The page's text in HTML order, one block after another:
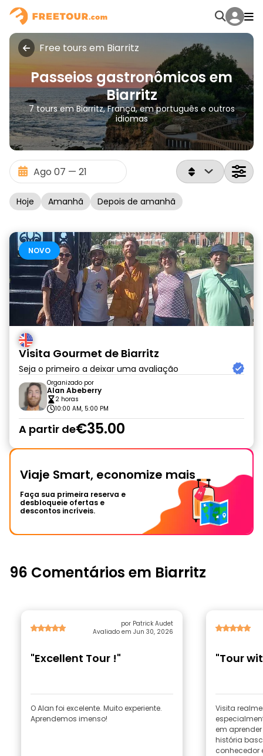
Free tours em Biarritz
Passeios gastronômicos em
Biarritz
7 tours em Biarritz, França, em português e outros
idiomas
Hoje Amanhã Depois de amanhã
NOVO
Visita Gourmet de Biarritz
Seja o primeiro a deixar uma avaliação
Organizado por
Alan Abeberry
2 horas
10:00 AM, 5:00 PM
A partir de€35.00
Viaje Smart, economize mais
Faça sua primeira reserva e
desbloqueie ofertas e
descontos incríveis.
96 Comentários em Biarritz
por Patrick Audet
Avaliado em Jun 30, 2026
"Excellent Tour !"
O Alan foi excelente. Muito experiente.
Aprendemos imenso!
"Tour
Visita
em
história
conhecedor